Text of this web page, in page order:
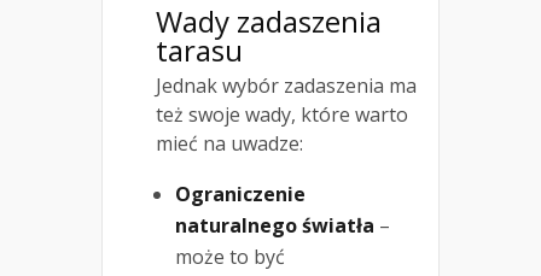
Wady zadaszenia
tarasu
Jednak wybór zadaszenia ma
też swoje wady, które warto
mieć na uwadze:
Ograniczenie
naturalnego światła –
może to być